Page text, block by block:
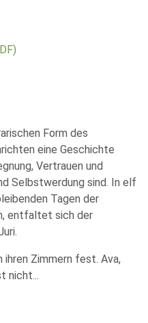
Form des
eine Geschichte
Vertrauen und
Selbstwerdung sind. In elf
Tagen der
entfaltet sich der
ihren Zimmern fest. Ava,
nicht...